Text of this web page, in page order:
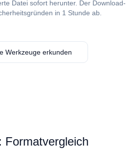
Datei sofort herunter. Der Download-
in 1 Stunde ab.
Werkzeuge erkunden
Formatvergleich